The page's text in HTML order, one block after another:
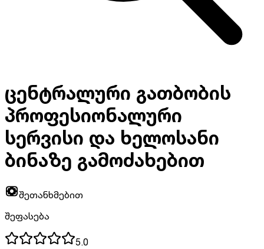
ცენტრალური გათბობის
პროფესიონალური
სერვისი და ხელოსანი
ბინაზე გამოძახებით
შეთანხმებით
შეფასება
5.0